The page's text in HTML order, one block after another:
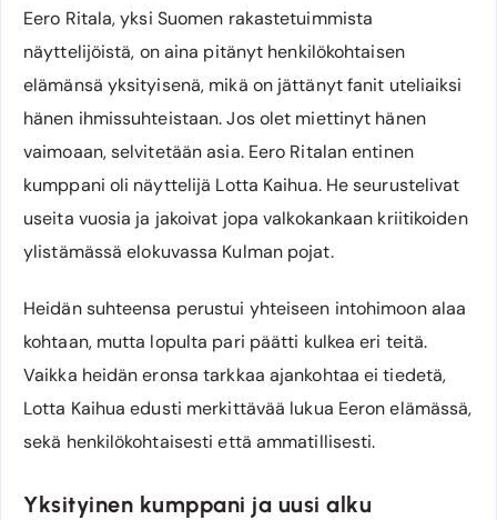
Eero Ritala, yksi Suomen rakastetuimmista
näyttelijöistä, on aina pitänyt henkilökohtaisen
elämänsä yksityisenä, mikä on jättänyt fanit uteliaiksi
hänen ihmissuhteistaan. Jos olet miettinyt hänen
vaimoaan, selvitetään asia. Eero Ritalan entinen
kumppani oli näyttelijä Lotta Kaihua. He seurustelivat
useita vuosia ja jakoivat jopa valkokankaan kriitikoiden
ylistämässä elokuvassa Kulman pojat.
Heidän suhteensa perustui yhteiseen intohimoon alaa
kohtaan, mutta lopulta pari päätti kulkea eri teitä.
Vaikka heidän eronsa tarkkaa ajankohtaa ei tiedetä,
Lotta Kaihua edusti merkittävää lukua Eeron elämässä,
sekä henkilökohtaisesti että ammatillisesti.
Yksityinen kumppani ja uusi alku